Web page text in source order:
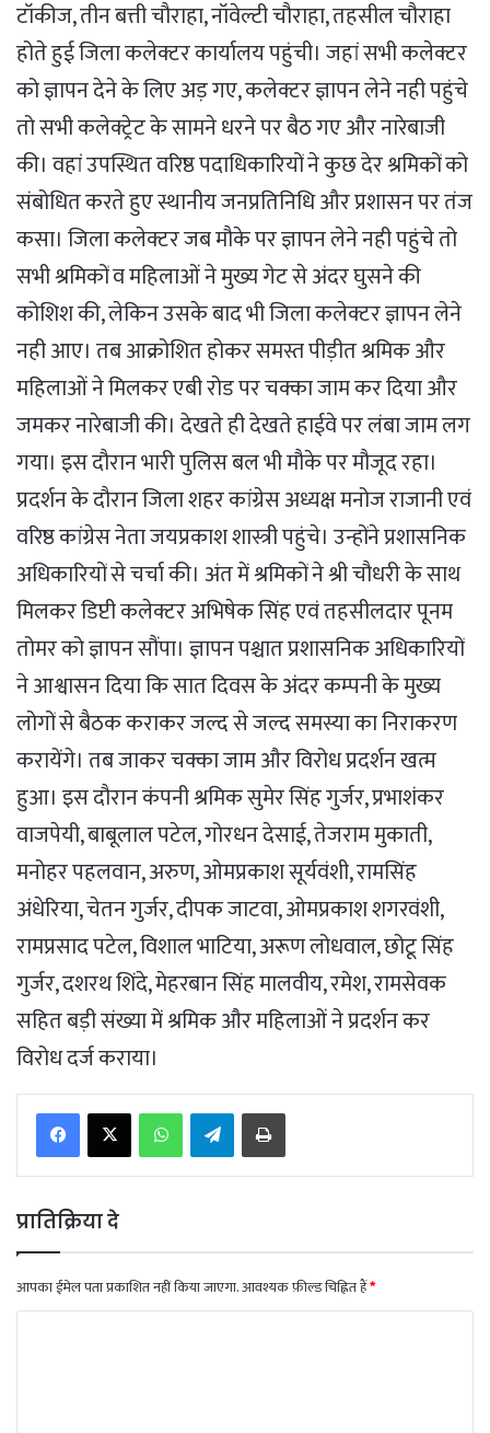
टॉकीज, तीन बत्ती चौराहा, नॉवेल्टी चौराहा, तहसील चौराहा
होते हुई जिला कलेक्टर कार्यालय पहुंची। जहां सभी कलेक्टर
को ज्ञापन देने के लिए अड़ गए, कलेक्टर ज्ञापन लेने नही पहुंचे
तो सभी कलेक्ट्रेट के सामने धरने पर बैठ गए और नारेबाजी
की। वहां उपस्थित वरिष्ठ पदाधिकारियों ने कुछ देर श्रमिकों को
संबोधित करते हुए स्थानीय जनप्रतिनिधि और प्रशासन पर तंज
कसा। जिला कलेक्टर जब मौके पर ज्ञापन लेने नही पहुंचे तो
सभी श्रमिकों व महिलाओं ने मुख्य गेट से अंदर घुसने की
कोशिश की, लेकिन उसके बाद भी जिला कलेक्टर ज्ञापन लेने
नही आए। तब आक्रोशित होकर समस्त पीड़ीत श्रमिक और
महिलाओं ने मिलकर एबी रोड पर चक्का जाम कर दिया और
जमकर नारेबाजी की। देखते ही देखते हाईवे पर लंबा जाम लग
गया। इस दौरान भारी पुलिस बल भी मौके पर मौजूद रहा।
प्रदर्शन के दौरान जिला शहर कांग्रेस अध्यक्ष मनोज राजानी एवं
वरिष्ठ कांग्रेस नेता जयप्रकाश शास्त्री पहुंचे। उन्होंने प्रशासनिक
अधिकारियों से चर्चा की। अंत में श्रमिकों ने श्री चौधरी के साथ
मिलकर डिप्टी कलेक्टर अभिषेक सिंह एवं तहसीलदार पूनम
तोमर को ज्ञापन सौंपा। ज्ञापन पश्चात प्रशासनिक अधिकारियों
ने आश्वासन दिया कि सात दिवस के अंदर कम्पनी के मुख्य
लोगों से बैठक कराकर जल्द से जल्द समस्या का निराकरण
करायेंगे। तब जाकर चक्का जाम और विरोध प्रदर्शन खत्म
हुआ। इस दौरान कंपनी श्रमिक सुमेर सिंह गुर्जर, प्रभाशंकर
वाजपेयी, बाबूलाल पटेल, गोरधन देसाई, तेजराम मुकाती,
मनोहर पहलवान, अरुण, ओमप्रकाश सूर्यवंशी, रामसिंह
अंधेरिया, चेतन गुर्जर, दीपक जाटवा, ओमप्रकाश शगरवंशी,
रामप्रसाद पटेल, विशाल भाटिया, अरूण लोधवाल, छोटू सिंह
गुर्जर, दशरथ शिंदे, मेहरबान सिंह मालवीय, रमेश, रामसेवक
सहित बड़ी संख्या में श्रमिक और महिलाओं ने प्रदर्शन कर
विरोध दर्ज कराया।
Telegram
प्रातिक्रिया दे
आपका ईमेल पता प्रकाशित नहीं किया जाएगा.आवश्यक फ़ील्ड चिह्नित हैं*